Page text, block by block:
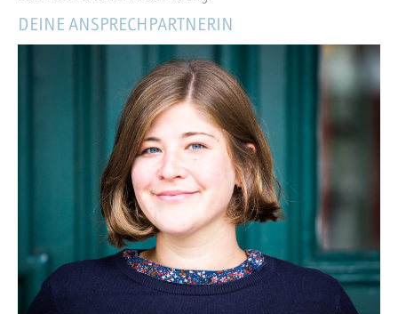
DEINE ANSPRECHPARTNERIN